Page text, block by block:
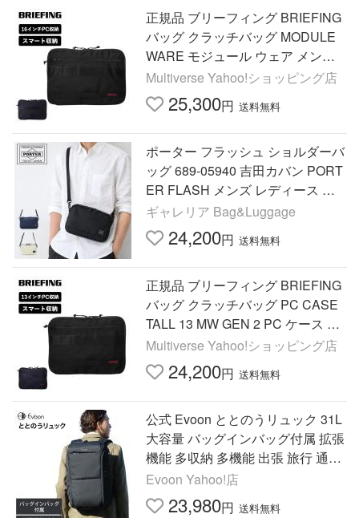
正規品 ブリーフィング BRIEFING
バッグ クラッチバッグ MODULE
WARE モジュール ウェア メンズ
レディース ノート PCケース 16イ
ンチ バッグインバッグ A4 旅行
Multiverse Yahoo!ショッピング店
25,300円 送料無料
ポーター フラッシュ ショルダーバ
ッグ 689-05940 吉田カバン PORT
ER FLASH メンズ レディース シ
ョルダー バッグ ブランド 50代 軽
い
ギャレリア Bag&Luggage
24,200円 送料無料
正規品 ブリーフィング BRIEFING
バッグ クラッチバッグ PC CASE
TALL 13 MW GEN 2 PC ケース ト
ール13 メンズ レディース バッグ
インバッグ A4 旅行 BRA233A34
Multiverse Yahoo!ショッピング店
24,200円 送料無料
公式 Evoon ととのうリュック 31L
大容量 バッグインバッグ付属 拡張
機能 多収納 多機能 出張 旅行 通勤
撥水 pc パソコン YKK コーデュラ
ビジネスリュック
Evoon Yahoo!店
23,980円 送料無料